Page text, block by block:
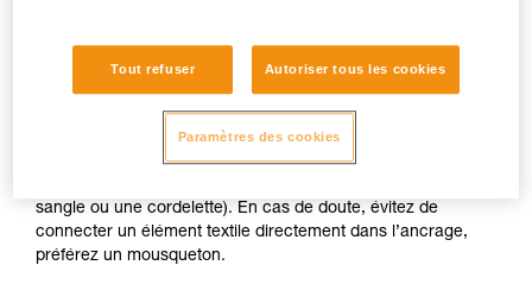
Bavures et arêtes vives
Lorsque le rebord d’une plaquette ou d’un piton présente
des bavures ou des arêtes vives, les trous de connexion
sangle ou une cordelette). En cas de doute, évitez de
connecter un élément textile directement dans l’ancrage,
préférez un mousqueton.
Tout refuser Autoriser tous les cookies
Paramètres des cookies